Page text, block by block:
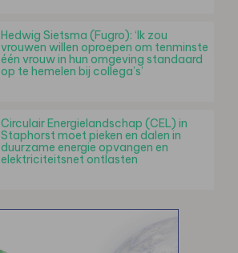
Hedwig Sietsma (Fugro): ‘Ik zou
vrouwen willen oproepen om tenminste
één vrouw in hun omgeving standaard
op te hemelen bij collega’s’
Circulair Energielandschap (CEL) in
Staphorst moet pieken en dalen in
duurzame energie opvangen en
elektriciteitsnet ontlasten